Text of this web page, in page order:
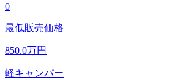
0
最低販売価格
850.0万円
軽キャンパー